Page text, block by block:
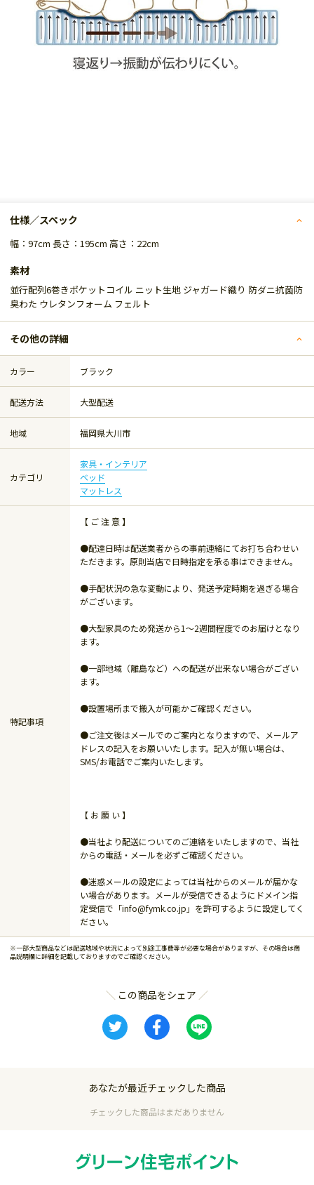
仕様／スペック
幅：97cm 長さ：195cm 高さ：22cm
素材
並行配列6巻きポケットコイル ニット生地 ジャガード織り 防ダニ抗菌防
臭わた ウレタンフォーム フェルト
その他の詳細
カラー ブラック
配送方法 大型配送
地域 福岡県大川市
カテゴリ
家具・インテリア
ベッド
マットレス
特記事項
【 ご 注 意 】
●配達日時は配送業者からの事前連絡にてお打ち合わせい
ただきます。原則当店で日時指定を承る事はできません。
●手配状況の急な変動により、発送予定時期を過ぎる場合
がございます。
●大型家具のため発送から1～2週間程度でのお届けとなり
ます。
●一部地域（離島など）への配送が出来ない場合がござい
ます。
●設置場所まで搬入が可能かご確認ください。
●ご注文後はメールでのご案内となりますので、メールア
ドレスの記入をお願いいたします。記入が無い場合は、
SMS/お電話でご案内いたします。
【 お 願 い 】
●当社より配送についてのご連絡をいたしますので、当社
からの電話・メールを必ずご確認ください。
●迷惑メールの設定によっては当社からのメールが届かな
い場合があります。メールが受信できるようにドメイン指
定受信で「info@fymk.co.jp」を許可するように設定してく
ださい。
※一部大型商品などは配送地域や状況によって別途工事費等が必要な場合がありますが、その場合は商
品説明欄に詳細を記載しておりますのでご確認ください。
この商品をシェア
あなたが最近チェックした商品
チェックした商品はまだありません